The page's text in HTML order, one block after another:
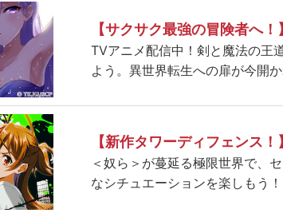
【サクサク最強の冒険者へ！】
TVアニメ配信中！剣と魔法の王
よう。異世界転生への扉が今開か
【新作タワーディフェンス！】
＜奴ら＞が蔓延る極限世界で、
なシチュエーションを楽しもう！